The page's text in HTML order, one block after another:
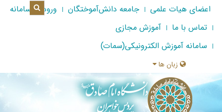
اعضای هیات علمی جامعه دانش‌آموختگان
ورود به سامانه
تماس با ما
آموزش مجازی
سامانه آموزش الکترونیکی(سمات)
زبان ها